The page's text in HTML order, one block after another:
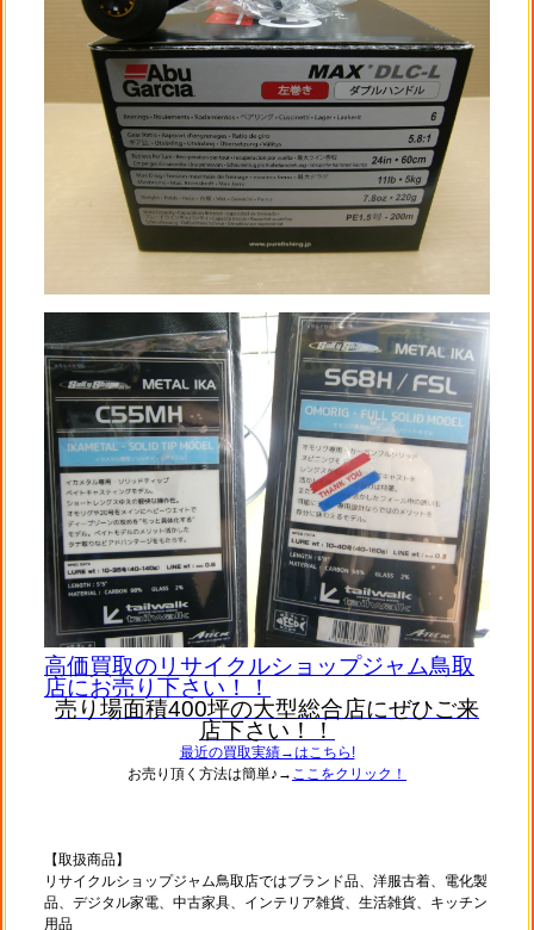
高価買取のリサイクルショップジャム鳥取
店にお売り下さい！！
売り場面積400坪の大型総合店にぜひご来
店下さい！！
最近の買取実績→はこちら!
お売り頂く方法は簡単♪→ ここをクリック！
【取扱商品】
リサイクルショップジャム鳥取店ではブランド品、洋服古着、電化製
品、デジタル家電、中古家具、インテリア雑貨、生活雑貨、キッチン
用品